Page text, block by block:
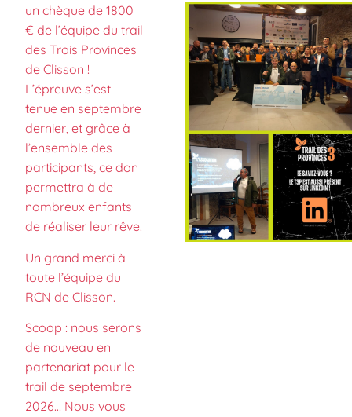
un chèque de 1800
€ de l’équipe du trail
des Trois Provinces
de Clisson !
L’épreuve s’est
tenue en septembre
dernier, et grâce à
l’ensemble des
participants, ce don
permettra à de
nombreux enfants
de réaliser leur rêve.
Un grand merci à
toute l’équipe du
RCN de Clisson.
Scoop : nous serons
de nouveau en
partenariat pour le
trail de septembre
2026… Nous vous